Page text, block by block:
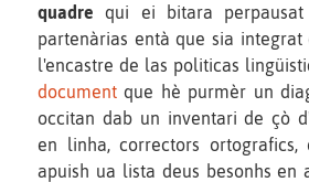
quadre qui ei bitara
partenàrias entà que sia integrat
l'encastre de las politicas
document que hè purmèr un
occitan dab un inventari de çò
en linha, correctors ortografics,
apuish ua lista deus besonhs en